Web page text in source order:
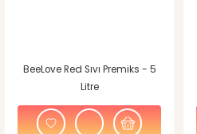
BeeLove Red Sıvı Premiks - 5
Litre